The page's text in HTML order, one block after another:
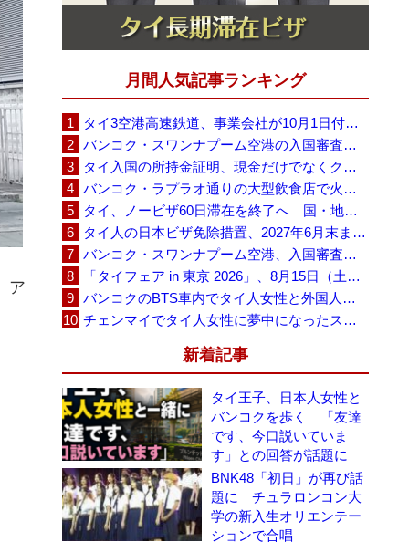
ア
月間人気記事ランキング
タイ3空港高速鉄道、事業会社が10月1日付の契約終了を通知 「現時点での撤退決定ではない」
バンコク・スワンナプーム空港の入国審査に長蛇の列、SNSで「3～4時間待ち」との投稿が拡散
タイ入国の所持金証明、現金だけでなくクレジットカードや銀行明細も提示可能
バンコク・ラプラオ通りの大型飲食店で火災、27人死亡・多数負傷
タイ、ノービザ60日滞在を終了へ 国・地域別に30日・15日へ再編
タイ人の日本ビザ免除措置、2027年6月末まで延長 不安広がる中でひとまず安堵
バンコク・スワンナプーム空港、入国審査で2～3時間待ちの時間帯も 審査厳格化と人員不足が影響か
「タイフェア in 東京 2026」、8月15日（土）・16日（日）に代々木公園で開催
バンコクのBTS車内でタイ人女性と外国人学生グループが口論、騒音めぐる動画が拡散
チェンマイでタイ人女性に夢中になったスウェーデン人男性、全財産を失い捨てられる
新着記事
タイ王子、日本人女性と
バンコクを歩く 「友達
です、今口説いていま
す」との回答が話題に
BNK48「初日」が再び話
題に チュラロンコン大
学の新入生オリエンテー
ションで合唱